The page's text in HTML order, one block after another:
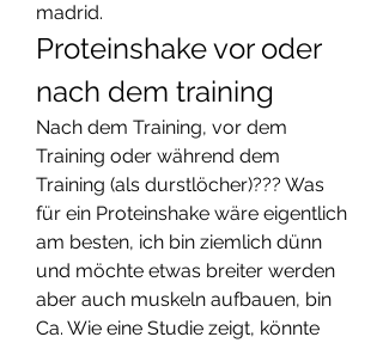
madrid.
Proteinshake vor oder
nach dem training
Nach dem Training, vor dem
Training oder während dem
Training (als durstlöcher)??? Was
für ein Proteinshake wäre eigentlich
am besten, ich bin ziemlich dünn
und möchte etwas breiter werden
aber auch muskeln aufbauen, bin
Ca. Wie eine Studie zeigt, könnte